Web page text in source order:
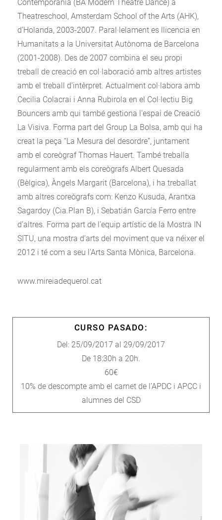
Contemporània (BA Modern Theatre Dance) a
Theatreschool, Amsterdam School of the Arts (AHK),
d’Holanda, 2003-2007. Paral·lelament es llicencia en
Humanitats a la Universitat Autònoma de Barcelona
(2001-2008). Des de 2007 combina el seu propi
treball de creació en col·laboració amb altres artistes
amb el treball d’intèrpret. Actualment col·labora amb
Cecilia Colacrai i Anna Rubirola en el Col·lectiu Big
Bouncers amb qui també gestiona l’espai de Creació
La Visiva. Forma part del Group La Bolsa, amb qui ha
creat la peça “La Mesura del desordre”, juntament
amb el coreògraf Thomas Hauert. També treballa
regularment amb els coreògrafs Albert Quesada
(Bèlgica), Àngels Margarit (Barcelona), i ha treballat
amb altres coreògrafs com: Kenzo Kusuda, Arantxa
Sagardoy (Cia.Plan B), i Sebatián García Ferro entre
d’altres. Forma part de l’equip artístic de la Mostra IN
SITU, una mostra d’arts del moviment que va néixer el
2012 i té com a seu l’Arts Santa Mònica, Barcelona.
www.mireiadequerol.cat
CURSO PASADO:
Del: 25/09/2017 al 29/09/2017
De 18:30h a 20h.
60€
10% de descompte amb el carnet de l’APDC i APCC i
alumnes del CSD